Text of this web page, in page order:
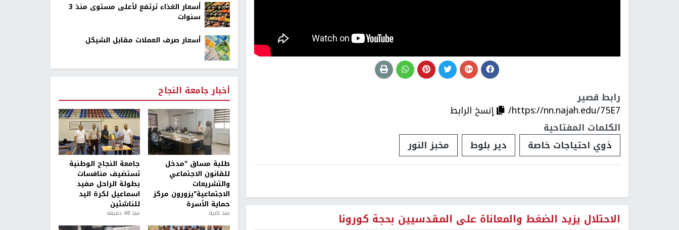
رابط قصير
https://nn.najah.edu/75E7/
إنسخ الرابط
الكلمات المفتاحية
ذوي احتياجات خاصة
دير بلوط مخبز النور
الاحتلال يزيد الضغط والمعاناة على المقدسيين بحجة كورونا
أسعار الغذاء ترتفع لأعلى مستوى منذ 3
سنوات
أسعار صرف العملات مقابل الشيكل
أخبار جامعة النجاح
طلبة مساق "مدخل
للقانون الاجتماعي
والتشريعات
الاجتماعية"يزورون مركز
حماية الأسرة
منذ ثانية
جامعة النجاح الوطنية
تستضيف منافسات
بطولة الراحل مفيد
اسماعيل لكرة اليد
للناشئين
منذ 48 دقيقة